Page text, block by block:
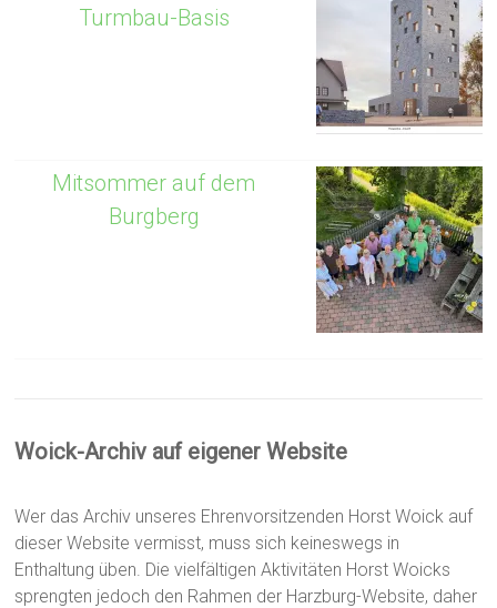
Turmbau-Basis
Mitsommer auf dem
Burgberg
Woick-Archiv auf eigener Website
Wer das Archiv unseres Ehrenvorsitzenden Horst Woick auf
dieser Website vermisst, muss sich keineswegs in
Enthaltung üben. Die vielfältigen Aktivitäten Horst Woicks
sprengten jedoch den Rahmen der Harzburg-Website, daher